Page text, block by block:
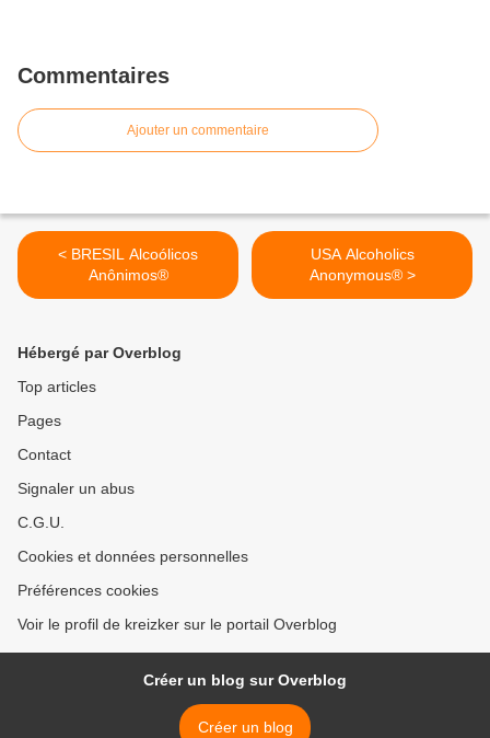
Commentaires
Ajouter un commentaire
< BRESIL Alcoólicos
Anônimos®
USA Alcoholics
Anonymous® >
Hébergé par Overblog
Top articles
Pages
Contact
Signaler un abus
C.G.U.
Cookies et données personnelles
Préférences cookies
Voir le profil de kreizker sur le portail Overblog
Créer un blog sur Overblog
Créer un blog